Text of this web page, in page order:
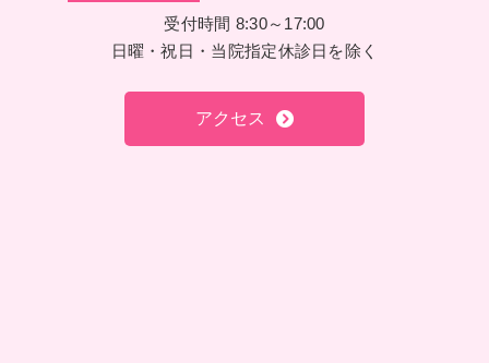
受付時間 8:30～17:00
日曜・祝日・当院指定休診日を除く
アクセス